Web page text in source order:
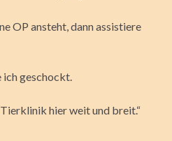
OP ansteht, dann assistiere
ich geschockt.
Tierklinik hier weit und breit.“